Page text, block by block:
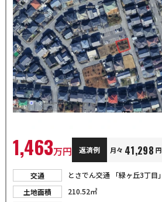
1,463万円 返済例 月々 41,298 円
交通
とさでん交通 「緑ヶ丘3丁目」
土地面積
210.52㎡